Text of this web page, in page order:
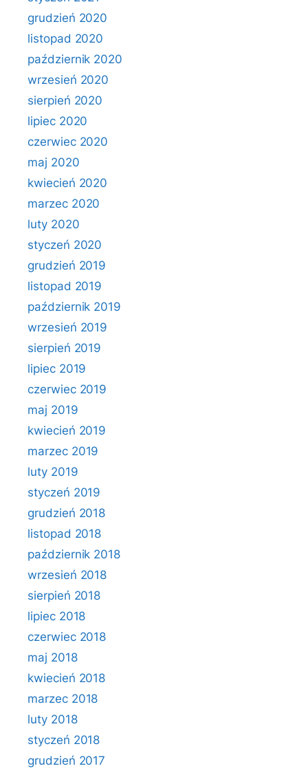
grudzień 2020
listopad 2020
październik 2020
wrzesień 2020
sierpień 2020
lipiec 2020
czerwiec 2020
maj 2020
kwiecień 2020
marzec 2020
luty 2020
styczeń 2020
grudzień 2019
listopad 2019
październik 2019
wrzesień 2019
sierpień 2019
lipiec 2019
czerwiec 2019
maj 2019
kwiecień 2019
marzec 2019
luty 2019
styczeń 2019
grudzień 2018
listopad 2018
październik 2018
wrzesień 2018
sierpień 2018
lipiec 2018
czerwiec 2018
maj 2018
kwiecień 2018
marzec 2018
luty 2018
styczeń 2018
grudzień 2017